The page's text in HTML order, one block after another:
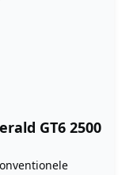
GT6 2500